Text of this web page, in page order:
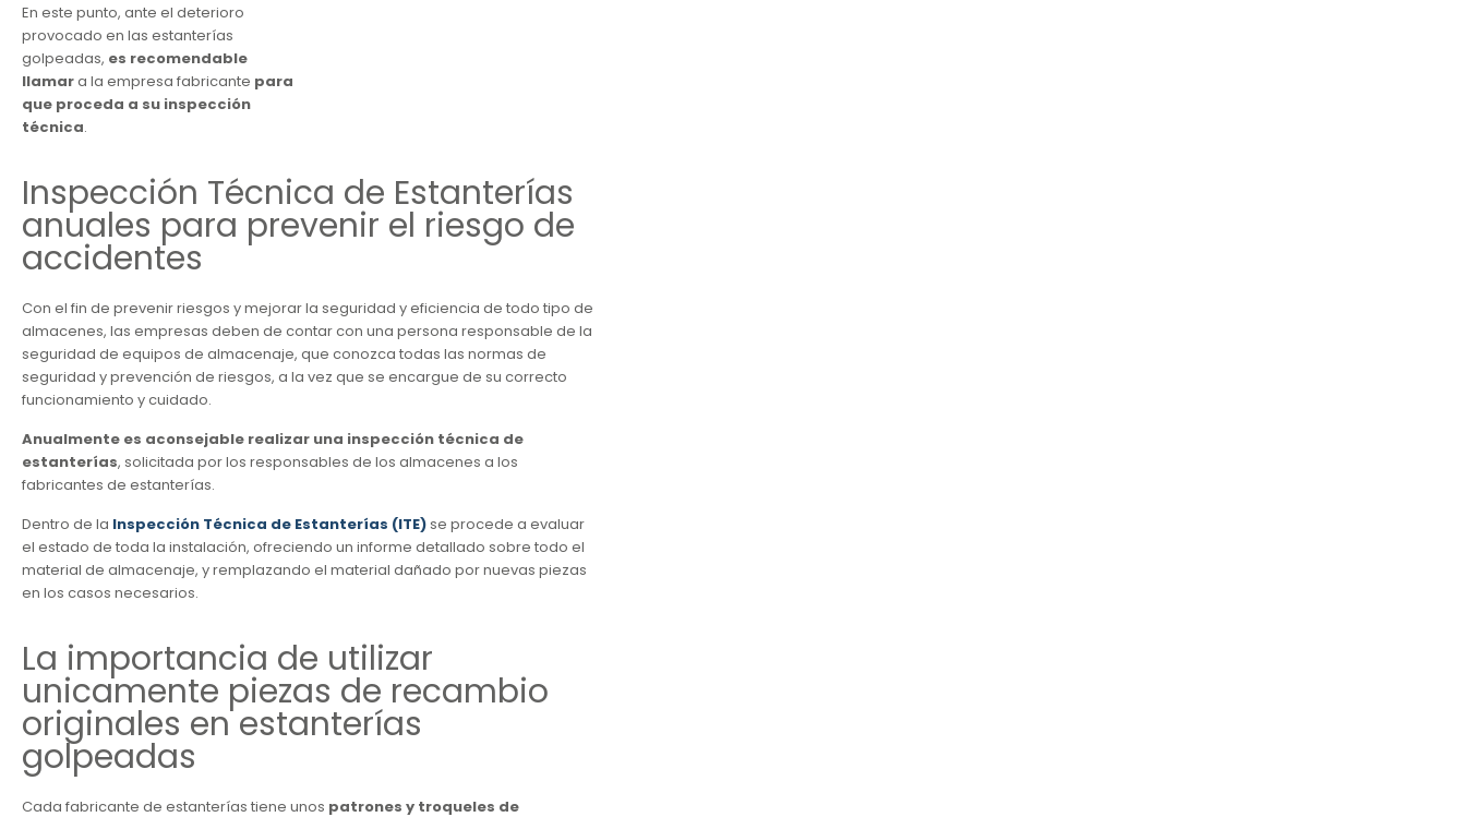
En este punto, ante el deterioro
provocado en las estanterías
golpeadas, es recomendable
llamara la empresa fabricante para
que proceda a su inspección
técnica.
Inspección Técnica de Estanterías
anuales para prevenir el riesgo de
accidentes
Con el fin de prevenir riesgos y mejorar la seguridad y eficiencia de todo tipo de
almacenes, las empresas deben de contar con una persona responsable de la
seguridad de equipos de almacenaje, que conozca todas las normas de
seguridad y prevención de riesgos, a la vez que se encargue de su correcto
funcionamiento y cuidado.
Anualmente es aconsejable realizar una inspección técnica de
estanterías, solicitada por los responsables de los almacenes a los
fabricantes de estanterías.
Dentro de la Inspección Técnica de Estanterías (ITE)se procede a evaluar
el estado de toda la instalación, ofreciendo un informe detallado sobre todo el
material de almacenaje, y remplazando el material dañado por nuevas piezas
en los casos necesarios.
La importancia de utilizar
unicamente piezas de recambio
originales en estanterías
golpeadas
Cada fabricante de estanterías tiene unos patrones y troqueles de